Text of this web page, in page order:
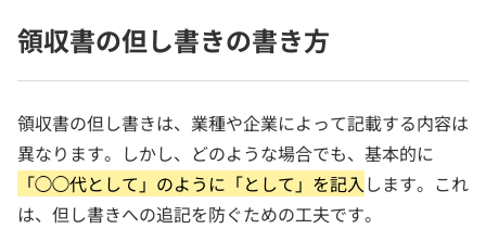
領収書の但し書きの書き方
領収書の但し書きは、業種や企業によって記載する内容は
異なります。しかし、どのような場合でも、基本的に
「◯◯代として」のように「として」を記入します。これ
は、但し書きへの追記を防ぐための工夫です。